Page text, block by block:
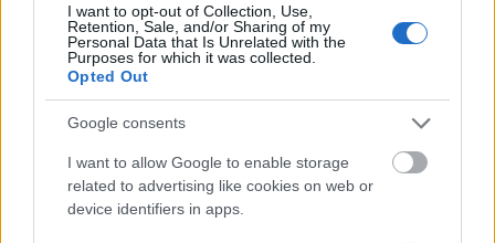
I want to opt-out of Collection, Use,
Retention, Sale, and/or Sharing of my
Personal Data that Is Unrelated with the
Purposes for which it was collected.
Opted Out
Google consents
I want to allow Google to enable storage
related to advertising like cookies on web or
device identifiers in apps.